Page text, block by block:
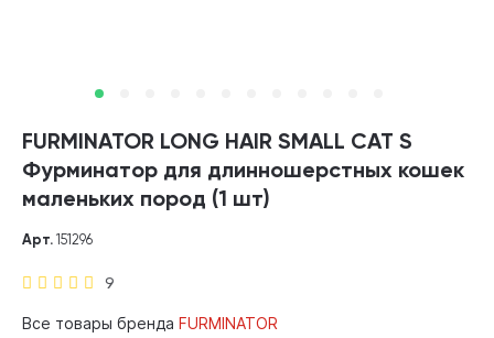
FURMINATOR LONG HAIR SMALL CAT S
Фурминатор для длинношерстных кошек
маленьких пород (1 шт)
9
Арт. 151296
Все товары бренда FURMINATOR